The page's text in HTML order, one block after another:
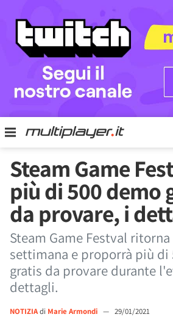
Steam Game
più di 500 demo
da provare, i
Steam Game Festval
settimana e proporrà più di
gratis da provare durante
dettagli.
NOTIZIAdi Marie Armondi — 29/01/2021